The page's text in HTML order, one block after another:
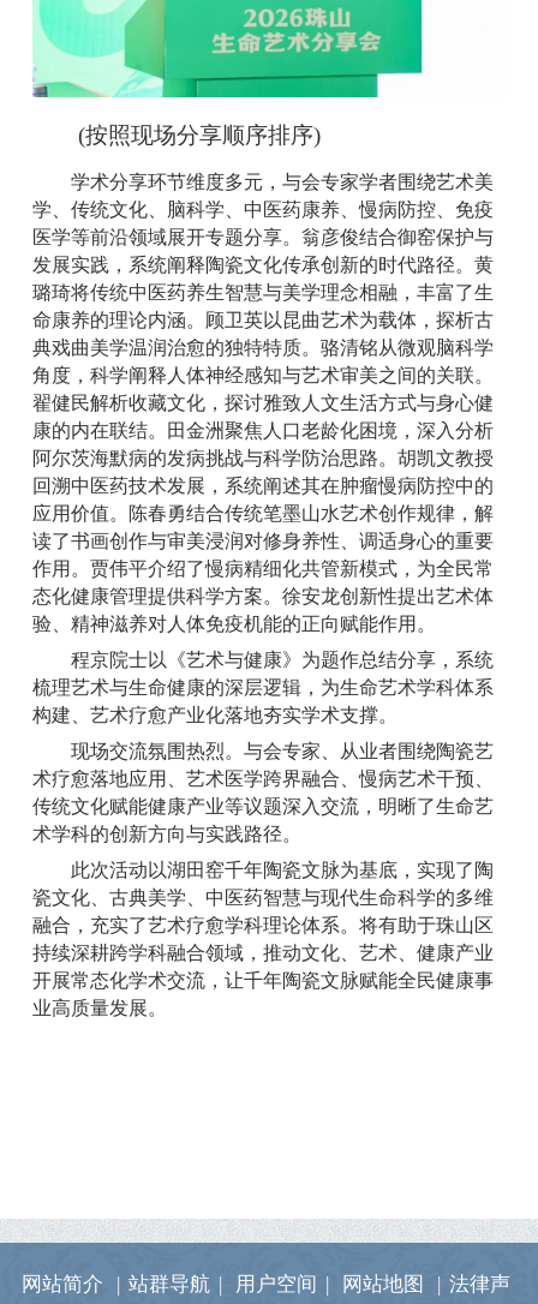
(按照现场分享顺序排序)
学术分享环节维度多元，与会专家学者围绕艺术美
学、传统文化、脑科学、中医药康养、慢病防控、免疫
医学等前沿领域展开专题分享。翁彦俊结合御窑保护与
发展实践，系统阐释陶瓷文化传承创新的时代路径。黄
璐琦将传统中医药养生智慧与美学理念相融，丰富了生
命康养的理论内涵。顾卫英以昆曲艺术为载体，探析古
典戏曲美学温润治愈的独特特质。骆清铭从微观脑科学
角度，科学阐释人体神经感知与艺术审美之间的关联。
翟健民解析收藏文化，探讨雅致人文生活方式与身心健
康的内在联结。田金洲聚焦人口老龄化困境，深入分析
阿尔茨海默病的发病挑战与科学防治思路。胡凯文教授
回溯中医药技术发展，系统阐述其在肿瘤慢病防控中的
应用价值。陈春勇结合传统笔墨山水艺术创作规律，解
读了书画创作与审美浸润对修身养性、调适身心的重要
作用。贾伟平介绍了慢病精细化共管新模式，为全民常
态化健康管理提供科学方案。徐安龙创新性提出艺术体
验、精神滋养对人体免疫机能的正向赋能作用。
程京院士以《艺术与健康》为题作总结分享，系统
梳理艺术与生命健康的深层逻辑，为生命艺术学科体系
构建、艺术疗愈产业化落地夯实学术支撑。
现场交流氛围热烈。与会专家、从业者围绕陶瓷艺
术疗愈落地应用、艺术医学跨界融合、慢病艺术干预、
传统文化赋能健康产业等议题深入交流，明晰了生命艺
术学科的创新方向与实践路径。
此次活动以湖田窑千年陶瓷文脉为基底，实现了陶
瓷文化、古典美学、中医药智慧与现代生命科学的多维
融合，充实了艺术疗愈学科理论体系。将有助于珠山区
持续深耕跨学科融合领域，推动文化、艺术、健康产业
开展常态化学术交流，让千年陶瓷文脉赋能全民健康事
业高质量发展。
网站简介 | 站群导航 | 用户空间 | 网站地图 | 法律声